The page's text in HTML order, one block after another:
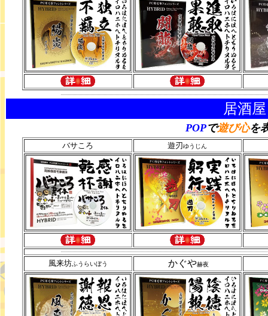
居酒
POPで遊び心を
バサころ 遊刃ゆうじん
風来坊ふうらいぼう かぐや赫夜